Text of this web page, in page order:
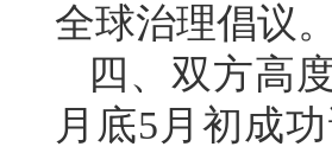
全球治理倡议。
四、双方高
月底5月初成